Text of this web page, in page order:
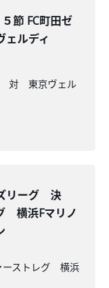
節 FC町田ゼ
ルディ
対 東京ヴェル
リーグ 決
横浜Fマリノ
ストレグ 横浜